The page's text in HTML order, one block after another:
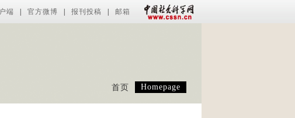
端 官方微博 报刊投稿 邮箱
首页 Homepage